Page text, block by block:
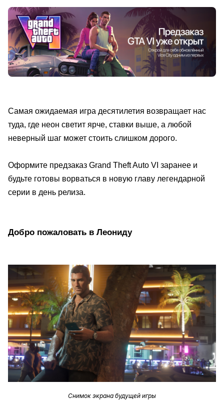
Самая ожидаемая игра десятилетия возвращает нас
туда, где неон светит ярче, ставки выше, а любой
неверный шаг может стоить слишком дорого.
Оформите предзаказ Grand Theft Auto VI заранее и
будьте готовы ворваться в новую главу легендарной
серии в день релиза.
Добро пожаловать в Леониду
Снимок экрана будущей игры